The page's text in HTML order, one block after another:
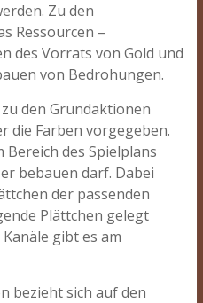
Zu den
Ressourcen –
des Vorrats von Gold und
von Bedrohungen.
den Grundaktionen
die Farben vorgegeben.
des Spielplans
bebauen darf. Dabei
der passenden
Plättchen gelegt
gibt es am
bezieht sich auf den